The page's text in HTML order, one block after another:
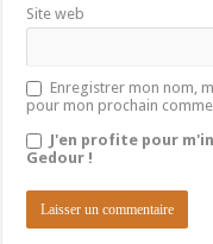
Site web
Enregistrer mon nom,
pour mon prochain
J'en profite pour
Gedour !